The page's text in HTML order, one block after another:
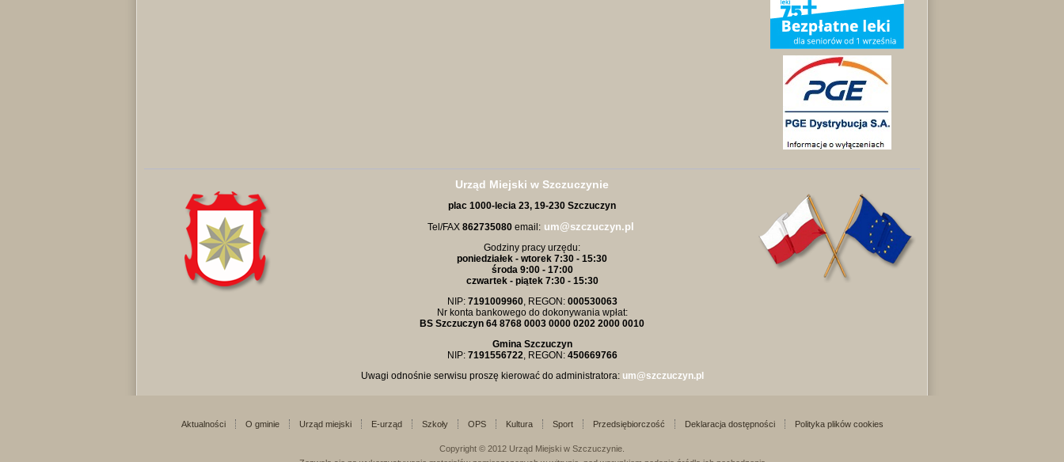
Urząd Miejski w Szczuczynie
plac 1000- lecia 23, 19-230 Szczuczyn
Tel/FAX 862735080email: um@szczuczyn.pl
Godziny pracy urzędu:
poniedziałek - wtorek 7:30 - 15:30
środa 9:00 - 17:00
czwartek - piątek 7:30 - 15:30
NIP: 7191009960, REGON: 000530063
Nr konta bankowego do dokonywania wpłat:
BS Szczuczyn 64 8768 0003 0000 0202 2000 0010
Gmina Szczuczyn
NIP: 7191556722, REGON: 450669766
Uwagi odnośnie serwisu proszę kierować do administratora: um@szczuczyn.pl
Aktualności O gminie Urząd miejski E-urząd Szkoły OPS Kultura Sport Przedsiębiorczość Deklaracja dostępności Polityka plików cookies
Copyright © 2012 Urząd Miejski w Szczuczynie.